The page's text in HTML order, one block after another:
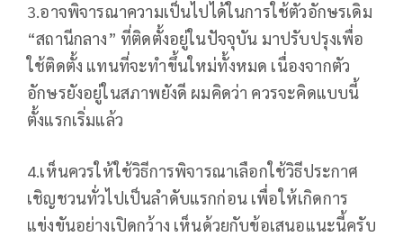
3.อาจพิจารณาความเป็นไปได้ในการใช้ตัวอักษรเดิม
“สถานีกลาง” ที่ติดตั้งอยู่ในปัจจุบัน มาปรับปรุงเพื่อ
ใช้ติดตั้ง แทนที่จะทำขึ้นใหม่ทั้งหมด เนื่องจากตัว
อักษรยังอยู่ในสภาพยังดี ผมคิดว่า ควรจะคิดแบบนี้
ตั้งแรกเริ่มแล้ว
4.เห็นควรให้ใช้วิธีการพิจารณาเลือกใช้วิธีประกาศ
เชิญชวนทั่วไปเป็นลำดับแรกก่อน เพื่อให้เกิดการ
แข่งขันอย่างเปิดกว้าง เห็นด้วยกับข้อเสนอแนะนี้ครับ